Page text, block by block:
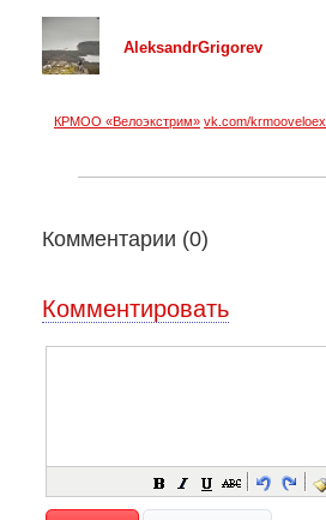
AleksandrGrigorev
КРМОО «Велоэкстрим» vk.com/krmooveloex
Комментарии (0)
Комментировать